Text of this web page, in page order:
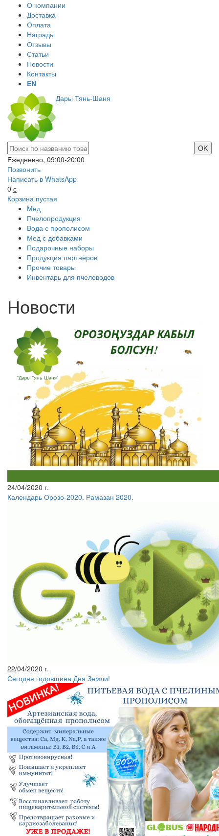
О компании
Доставка
Оплата
Награды
Отзывы
Статьи
Новости
Контакты
EN
Дары Тянь-Шаня
Ежедневно, 09:00-20:00
Позвонить
Написать в WhatsApp
0 с
Корзина пустая
Мед
Пчелопродукция
Вода с прополисом
Мед с добавками
Подарочные наборы
Продукция партнёров
Прочие товары
Инвентарь для пчеловодов
Новости
24/04/2020 г.
Календарь Орозо-2020. Рамазан 2020.
22/04/2020 г.
Сегодня годовщина Дня Земли!